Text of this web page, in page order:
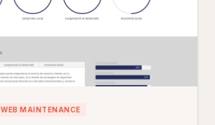
WEB MAINTENANCE